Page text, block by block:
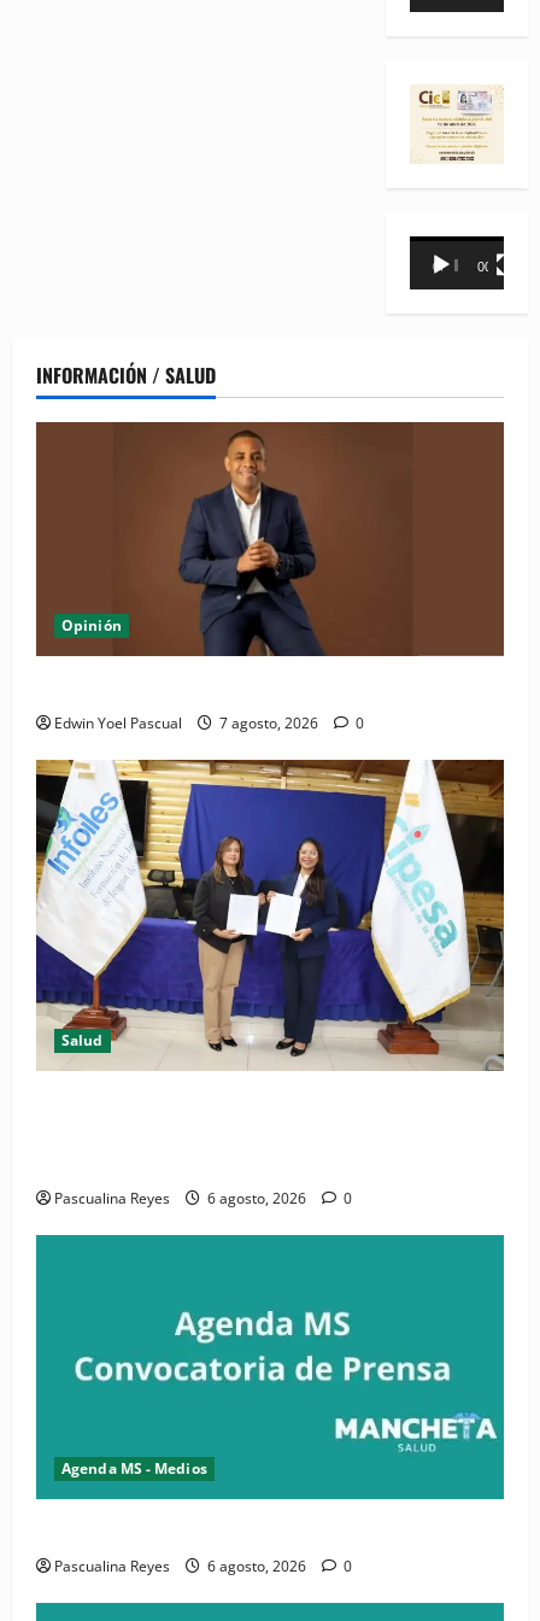
Reproductor
00:00 00:31
INFORMACIÓN / SALUD
Opinión
Edwin Yoel Pascual 7 agosto, 2026 0
Salud
Pascualina Reyes 6 agosto, 2026 0
Agenda MS - Medios
Pascualina Reyes 6 agosto, 2026 0